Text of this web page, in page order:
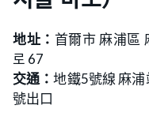
地址： 首爾市 麻浦區
로 67
交通：地鐵5號線 麻
號出口